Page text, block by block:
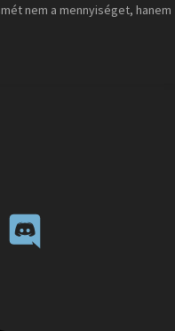
nem a mennyiséget, hanem